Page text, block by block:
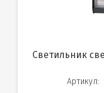
Светильник светодиодный промышленный
Артикул: